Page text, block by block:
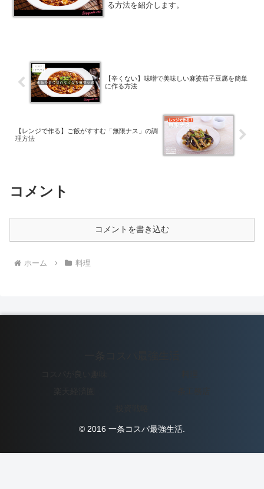
る方法を紹介します。
【辛くない】味噌で美味しい麻婆茄子豆腐を簡単
に作る方法
【レンジで作る】ご飯がすすむ「無限ナス」の調
理方法
コメント
コメントを書き込む
ホーム 料理
© 2016 一条コスパ最強生活.